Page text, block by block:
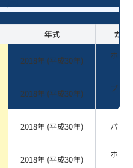
年式 カラ
2018年 (平成30年)
ホワ
2018年 (平成30年)
ブラ
2018年 (平成30年) パール
2018年 (平成30年)
ホワ